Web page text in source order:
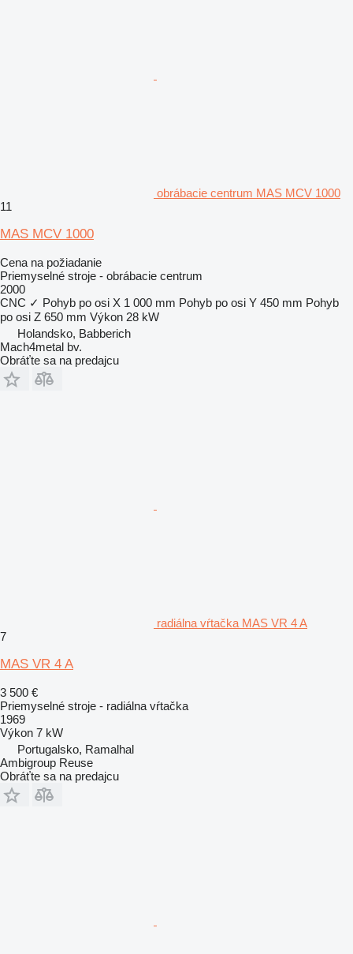
obrábacie centrum MAS MCV 1000
11
MAS MCV 1000
Cena na požiadanie
Priemyselné stroje - obrábacie centrum
2000
CNC ✓ Pohyb po osi X 1 000 mm Pohyb po osi Y 450 mm Pohyb
po osi Z 650 mm Výkon 28 kW
Holandsko, Babberich
Mach4metal bv.
Obráťte sa na predajcu
radiálna vŕtačka MAS VR 4 A
7
MAS VR 4 A
3 500 €
Priemyselné stroje - radiálna vŕtačka
1969
Výkon 7 kW
Portugalsko, Ramalhal
Ambigroup Reuse
Obráťte sa na predajcu